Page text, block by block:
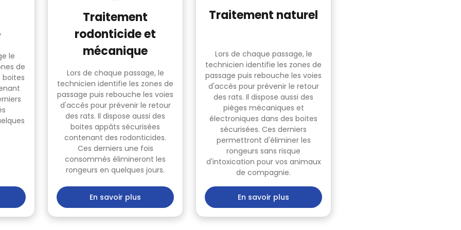
le
de
boites
Traitement
rodonticide et
mécanique
Lors de chaque passage, le
technicien identifie les zones de
passage puis rebouche les voies
d'accès pour prévenir le retour
des rats. Il dispose aussi des
boites appâts sécurisées
contenant des rodonticides.
Ces derniers une fois
consommés élimineront les
rongeurs en quelques jours.
En savoir plus
Traitement naturel
Lors de chaque passage, le
technicien identifie les zones de
passage puis rebouche les voies
d'accès pour prévenir le retour
des rats. Il dispose aussi des
pièges mécaniques et
électroniques dans des boites
sécurisées. Ces derniers
permettront d'éliminer les
rongeurs sans risque
d'intoxication pour vos animaux
de compagnie.
En savoir plus